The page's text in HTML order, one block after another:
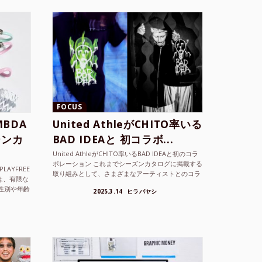
カ
、有限な
別や年齢
FOCUS
United AthleがCHITO率いる
BAD IDEAと 初コラボ...
United AthleがCHITO率いるBAD IDEAと初のコラ
ボレーション これまでシーズンカタログに掲載する
取り組みとして、さまざまなアーティストとのコラ
2025.3.14 ヒラバヤシ